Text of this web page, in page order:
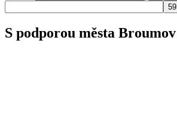
S podporou města Broumov